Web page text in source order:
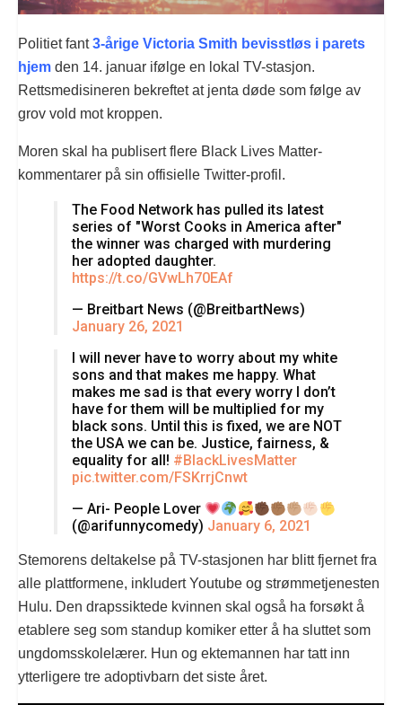
Politiet fant3-årige Victoria Smith bevisstløs i parets
hjem den 14. januar ifølge en lokal TV-stasjon.
Rettsmedisineren bekreftet at jenta døde som følge av
grov vold mot kroppen.
Moren skal ha publisert flere Black Lives Matter-
kommentarer på sin offisielle Twitter-profil.
The Food Network has pulled its latest
series of "Worst Cooks in America after"
the winner was charged with murdering
her adopted daughter.
https://t.co/GVwLh70EAf
— Breitbart News (@BreitbartNews)
January 26, 2021
I will never have to worry about my white
sons and that makes me happy. What
makes me sad is that every worry I don’t
have for them will be multiplied for my
black sons. Until this is fixed, we are NOT
the USA we can be. Justice, fairness, &
equality for all! #BlackLivesMatter
pic.twitter.com/FSKrrjCnwt
— Ari- People Lover
(@arifunnycomedy) January 6, 2021
Stemorens deltakelse på TV-stasjonen har blitt fjernet fra
alle plattformene, inkludert Youtube og strømmetjenesten
Hulu. Den drapssiktede kvinnen skal også ha forsøkt å
etablere seg som standup komiker etter å ha sluttet som
ungdomsskolelærer. Hun og ektemannen har tatt inn
ytterligere tre adoptivbarn det siste året.